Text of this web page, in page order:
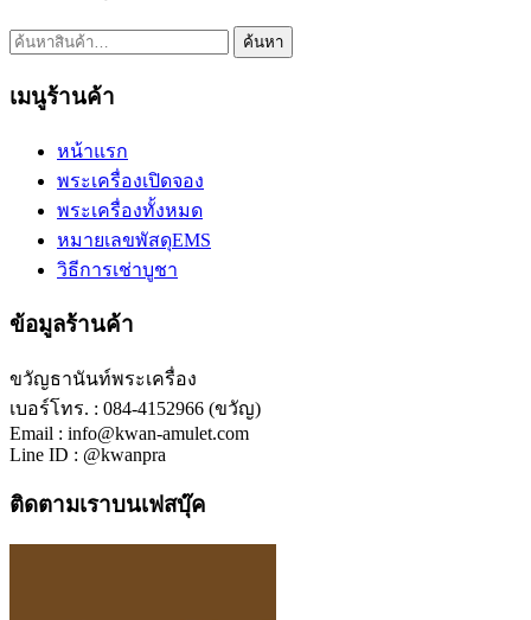
ค้นหา: ค้นหา
เมนูร้านค้า
หน้าแรก
พระเครื่องเปิดจอง
พระเครื่องทั้งหมด
หมายเลขพัสดุEMS
วิธีการเช่าบูชา
ข้อมูลร้านค้า
ขวัญธานันท์พระเครื่อง
เบอร์โทร. : 084-4152966 (ขวัญ)
Email : info@kwan-amulet.com
Line ID : @kwanpra
ติดตามเราบนเฟสบุ๊ค